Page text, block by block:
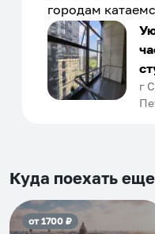
городам
только в России.
отличном
апартаментов
человек, всегда
договориться,
приезжать еще...
г
Куда поехать еще
от1700₽